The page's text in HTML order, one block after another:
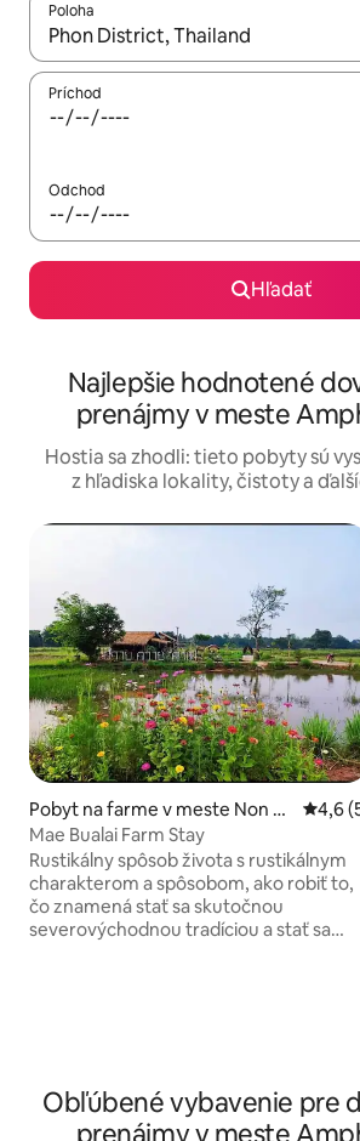
Poloha
Keď budú výsledky k dispozícii,
Príchod
Odchod
Hľadať
Najlepšie hodnotené
prenájmy v meste
Hostia sa zhodli: tieto pobyty sú
z hľadiska lokality, čistoty a
Pobyt na farme v meste Non K
ha
4,6
Mae Bualai Farm Stay
Rustikálny spôsob života s rustikálnym
charakterom a spôsobom, ako robiť to,
čo znamená stať sa skutočnou
severovýchodnou tradíciou a stať sa
život.
Obľúbené vybavenie pre